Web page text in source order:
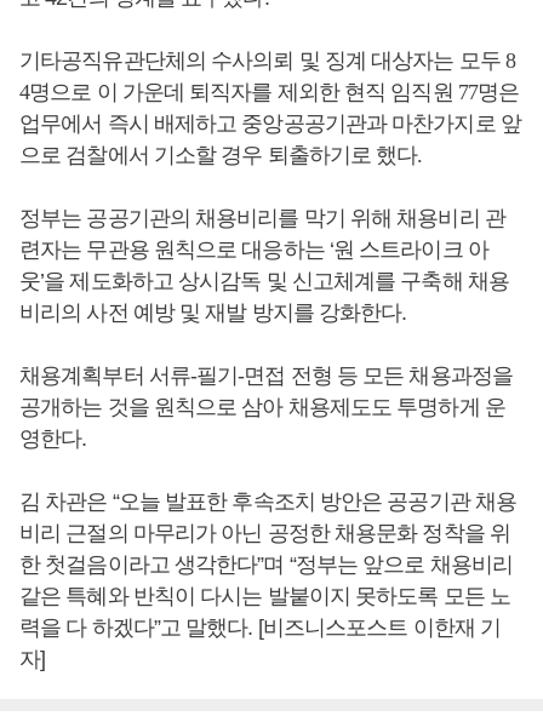
기타공직유관단체의 수사의뢰 및 징계 대상자는 모두 8
4명으로 이 가운데 퇴직자를 제외한 현직 임직원 77명은
업무에서 즉시 배제하고 중앙공공기관과 마찬가지로 앞
으로 검찰에서 기소할 경우 퇴출하기로 했다.
정부는 공공기관의 채용비리를 막기 위해 채용비리 관
련자는 무관용 원칙으로 대응하는 ‘원 스트라이크 아
웃’을 제도화하고 상시감독 및 신고체계를 구축해 채용
비리의 사전 예방 및 재발 방지를 강화한다.
채용계획부터 서류-필기-면접 전형 등 모든 채용과정을
공개하는 것을 원칙으로 삼아 채용제도도 투명하게 운
영한다.
김 차관은 “오늘 발표한 후속조치 방안은 공공기관 채용
비리 근절의 마무리가 아닌 공정한 채용문화 정착을 위
한 첫걸음이라고 생각한다”며 “정부는 앞으로 채용비리
같은 특혜와 반칙이 다시는 발붙이지 못하도록 모든 노
력을 다 하겠다”고 말했다. [비즈니스포스트 이한재 기
자]